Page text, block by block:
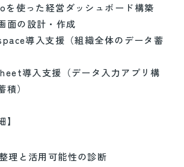
使った経営ダッシュボード構築
面の設計・作成
導入支援（組織全体のデータ蓄
導入支援（データ入力アプリ構
）
理と活用可能性の診断